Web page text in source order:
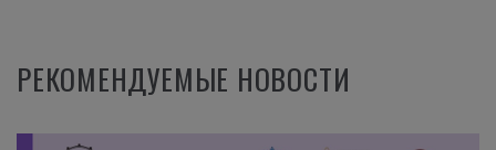
РЕКОМЕНДУЕМЫЕ НОВОСТИ